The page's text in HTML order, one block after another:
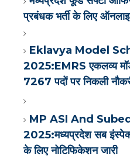
प्रबंधक भर्ती के लिए
Eklavya Model
2025:EMRS एकलव्य
7267 पदों पर निकली
MP ASI And
2025:मध्यप्रदेश सब
के लिए नोटिफिकेशन जारी